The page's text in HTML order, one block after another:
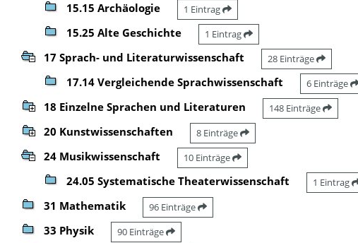
15.15 Archäologie 1 Eintrag
15.25 Alte Geschichte 1 Eintrag
17 Sprach- und Literaturwissenschaft 28 Einträge
17.14 Vergleichende Sprachwissenschaft 6 Einträge
18 Einzelne Sprachen und Literaturen 148 Einträge
20 Kunstwissenschaften 8 Einträge
24 Musikwissenschaft 10 Einträge
24.05 Systematische Theaterwissenschaft 1 Eintrag
31 Mathematik 96 Einträge
33 Physik 90 Einträge